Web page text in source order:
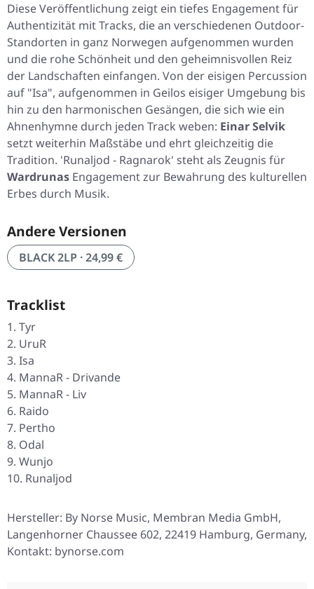
Diese Veröffentlichung zeigt ein tiefes Engagement für
Authentizität mit Tracks, die an verschiedenen Outdoor-
Standorten in ganz Norwegen aufgenommen wurden
und die rohe Schönheit und den geheimnisvollen Reiz
der Landschaften einfangen. Von der eisigen Percussion
auf "Isa", aufgenommen in Geilos eisiger Umgebung bis
hin zu den harmonischen Gesängen, die sich wie ein
Ahnenhymne durch jeden Track weben: Einar Selvik
setzt weiterhin Maßstäbe und ehrt gleichzeitig die
Tradition. 'Runaljod - Ragnarok' steht als Zeugnis für
Wardrunas Engagement zur Bewahrung des kulturellen
Erbes durch Musik.
Andere Versionen
BLACK 2LP · 24,99 €
Tracklist
Tyr
UruR
Isa
MannaR - Drivande
MannaR - Liv
Raido
Pertho
Odal
Wunjo
Runaljod
Hersteller: By Norse Music, Membran Media GmbH,
Langenhorner Chaussee 602, 22419 Hamburg, Germany,
Kontakt: bynorse.com